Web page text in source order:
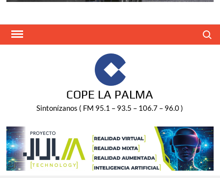
COPE LA PALMA
Sintonízanos ( FM 95.1 – 93.5 – 106.7 – 96.0 )